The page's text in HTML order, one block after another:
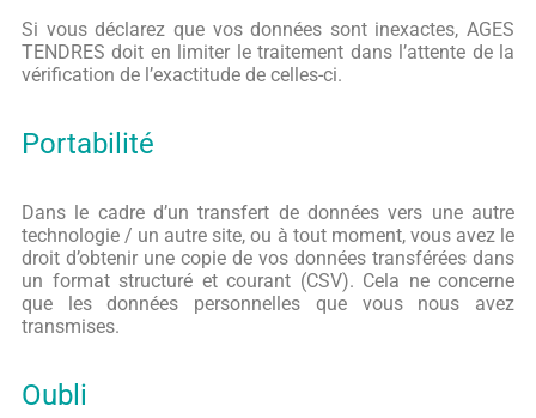
Si vous déclarez que vos données sont inexactes, AGES
TENDRES doit en limiter le traitement dans l’attente de la
vérification de l’exactitude de celles-ci.
Portabilité
Dans le cadre d’un transfert de données vers une autre
technologie / un autre site, ou à tout moment, vous avez le
droit d’obtenir une copie de vos données transférées dans
un format structuré et courant (CSV). Cela ne concerne
que les données personnelles que vous nous avez
transmises.
Oubli